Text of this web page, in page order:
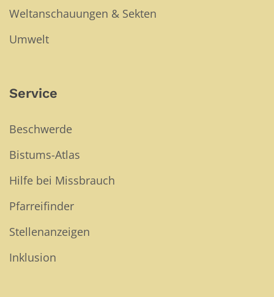
Weltanschauungen & Sekten
Umwelt
Service
Beschwerde
Bistums-Atlas
Hilfe bei Missbrauch
Pfarreifinder
Stellenanzeigen
Inklusion